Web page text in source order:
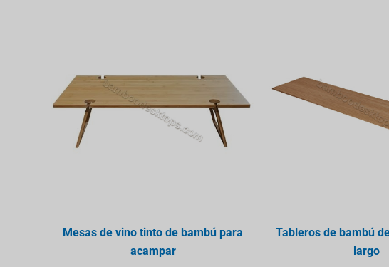
Mesas de vino tinto de bambú para
acampar
Tableros de bambú
largo